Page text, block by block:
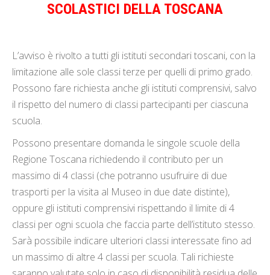
SCOLASTICI DELLA TOSCANA
L’avviso è rivolto a tutti gli istituti secondari toscani, con la
limitazione alle sole classi terze per quelli di primo grado.
Possono fare richiesta anche gli istituti comprensivi, salvo
il rispetto del numero di classi partecipanti per ciascuna
scuola.
Possono presentare domanda le singole scuole della
Regione Toscana richiedendo il contributo per un
massimo di 4 classi (che potranno usufruire di due
trasporti per la visita al Museo in due date distinte),
oppure gli istituti comprensivi rispettando il limite di 4
classi per ogni scuola che faccia parte dell’istituto stesso.
Sarà possibile indicare ulteriori classi interessate fino ad
un massimo di altre 4 classi per scuola. Tali richieste